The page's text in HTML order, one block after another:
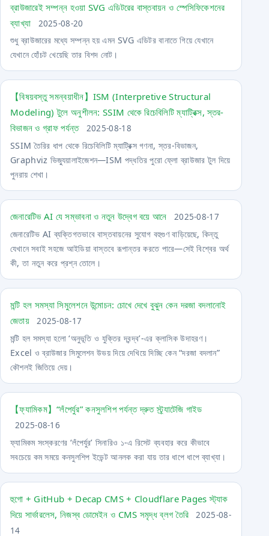
ব্রাউজারেই সম্পন্ন হওয়া SVG এডিটরের বাস্তবায়ন ও স্পেসিফিকেশনের
ব্যাখ্যা
2025-08-20
শুধু ব্রাউজারের মধ্যে সম্পন্ন হয় এমন SVG এডিটর বানাতে গিয়ে যেখানে
যেখানে হোঁচট খেয়েছি তার বিশদ নোট।
【বিষয়বস্তু সমন্বয়াধীন】ISM (Interpretive Structural
Modeling) টুলে অনুশীলন: SSIM থেকে রিচেবিলিটি ম্যাট্রিক্স, স্তর-
বিভাজন ও গ্রাফ পর্যন্ত
2025-08-18
SSIM তৈরির ধাপ থেকে রিচেবিলিটি ম্যাট্রিক্স গণনা, স্তর-বিভাজন,
Graphviz ভিজ্যুয়ালাইজেশন—ISM পদ্ধতির পুরো ফ্লো ব্রাউজার টুল দিয়ে
পুনরায় শেখা।
জেনারেটিভ AI যে সম্ভাবনা ও নতুন উদ্বেগ বয়ে আনে 2025-08-17
জেনারেটিভ AI ব্যক্তিগতভাবে বাস্তবায়নের সুযোগ বহুগুণ বাড়িয়েছে, কিন্তু
যেখানে সবাই সহজে আইডিয়া বাস্তবে রূপান্তর করতে পারে—সেই বিশ্বের অর্থ
কী, তা নতুন করে প্রশ্ন তোলে।
মন্টি হল সমস্যা সিমুলেশনে উন্মোচন: চোখে দেখে বুঝুন কেন দরজা বদলানোই
জেতায়
2025-08-17
মন্টি হল সমস্যা হলো ‘অনুভূতি ও যুক্তির দ্বন্দ্ব’-এর ক্লাসিক উদাহরণ।
Excel ও ব্রাউজার সিমুলেশন উভয় দিয়ে দেখিয়ে দিচ্ছি কেন “দরজা বদলান”
কৌশলই জিতিয়ে দেয়।
【ফ্যামিকম】“লঁপের্যুর” কনসুলশিপ পর্যন্ত দ্রুত স্ট্র্যাটেজি গাইড
2025-08-16
ফ্যামিকম সংস্করণের ‘লঁপের্যুর’ সিনারিও ১-এ রিসেট ব্যবহার করে কীভাবে
সবচেয়ে কম সময়ে কনসুলশিপ ইভেন্ট আনলক করা যায় তার ধাপে ধাপে ব্যাখ্যা।
হুগো + GitHub + Decap CMS + Cloudflare Pages স্ট্যাক
দিয়ে সার্ভারলেস, নিজস্ব ডোমেইন ও CMS সমৃদ্ধ ব্লগ তৈরি
2025-08-
14